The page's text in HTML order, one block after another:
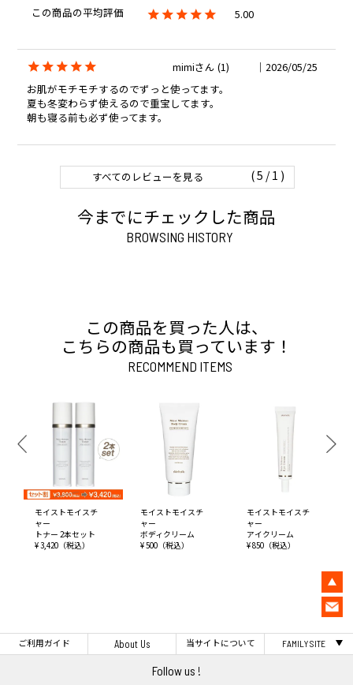
5.00
1
mimi 1
2026/05/25
お肌がモチモチするのでずっと使ってます。
夏も冬変わらず使えるので重宝してます。
朝も寝る前も必ず使ってます。
すべてのレビューを見る
今までにチェックした商品
BROWSING HISTORY
この商品を買った人は、
こちらの商品も買っています！
RECOMMEND ITEMS
モイストモイスチ
ャー
トナー 2本セット
¥ 3,420（税込）
モイストモイスチ
ャー
ボディクリーム
¥ 500（税込）
モイストモイスチ
ャー
アイクリーム
¥ 850（税込）
ご利用ガイド About Us 当サイトについて FAMILY SITE
Follow us !